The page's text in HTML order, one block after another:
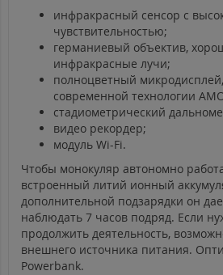
инфракрасный сенсор с
чувствительностью;
германиевый объектив,
инфракрасные лучи;
полноцветный
современной технологии
стадиометрический
видео рекордер;
модуль Wi-Fi.
Чтобы монокуляр автономно
встроенный литий ионный
дополнительной подзарядки он
наблюдать 7 часов подряд. Если
продолжить деятельность,
внешнего источника питания.
Powerbank.